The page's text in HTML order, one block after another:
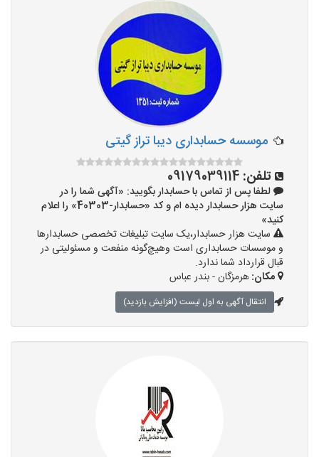
موسسه حسابداری دیبا تراز گیتی
تلفن: 09179039114
لطفا پس از تماس با حسابدار بگویید: «آگهی شما را در
سایت هزار حسابدار دیده ام و کد «حسابدار-40303» را اعلام
کنید»
سایت هزار حسابدار،یک سایت تبلیغات تخصصی حسابدارها
و موسسات حسابداری است وهیچ‌گونه منفعت و مسئولیتی در
قبال قرارداد شما ندارد.
مکان:هرمزگان - بندر عباس
انتقال آگهی به اول لیست (افزایش بازدید)